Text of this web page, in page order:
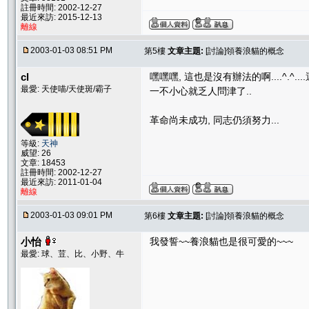
註冊時間: 2002-12-27
最近來訪: 2015-12-13
離線
2003-01-03 08:51 PM 第5樓 文章主題: [討論]領養浪貓的概念
cl
最愛: 天使喵/天使斑/霸子
等級: 天神
威望: 26
文章: 18453
註冊時間: 2002-12-27
最近來訪: 2011-01-04
離線
嘿嘿嘿, 這也是沒有辦法的啊
一不小心就乏人問津了..
革命尚未成功, 同志仍須努力...
2003-01-03 09:01 PM 第6樓 文章主題: [討論]領養浪貓的概念
小怡
最愛: 球、荳、比、小野、牛
我發誓~~養浪貓也是很可愛的~~~